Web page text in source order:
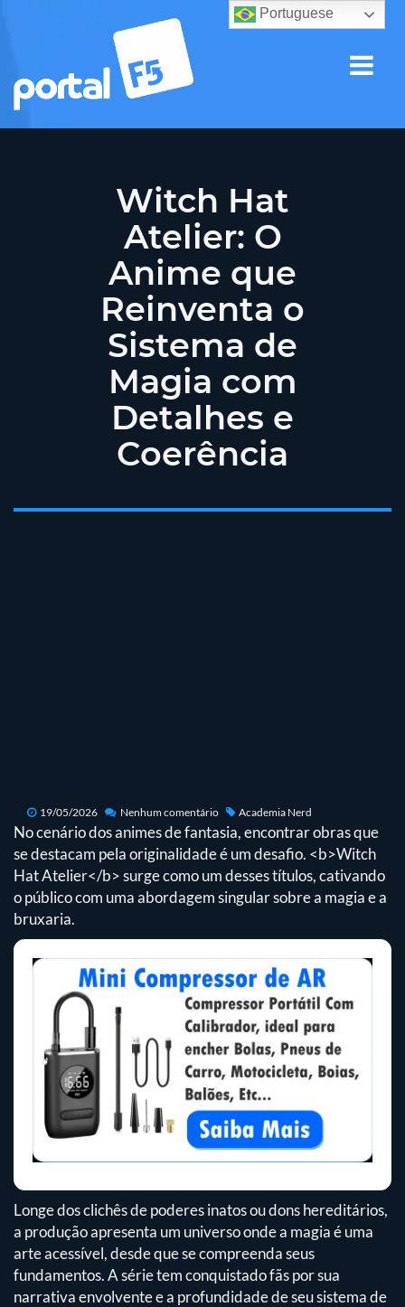
Witch Hat
Atelier: O
Anime que
Reinventa o
Sistema de
Magia com
Detalhes e
Coerência
19/05/2026 Nenhum comentário Academia Nerd
No cenário dos animes de fantasia, encontrar obras que
se destacam pela originalidade é um desafio. <b>Witch
Hat Atelier</b> surge como um desses títulos, cativando
o público com uma abordagem singular sobre a magia e a
bruxaria.
Longe dos clichês de poderes inatos ou dons hereditários,
a produção apresenta um universo onde a magia é uma
arte acessível, desde que se compreenda seus
fundamentos. A série tem conquistado fãs por sua
narrativa envolvente e a profundidade de seu sistema de
Portuguese